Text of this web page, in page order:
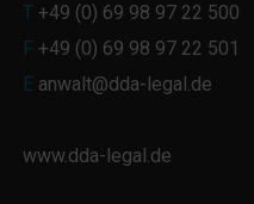
T +49 (0) 69 98 97 22 500
F +49 (0) 69 98 97 22 501
E anwalt@dda-legal.de
www.dda-legal.de